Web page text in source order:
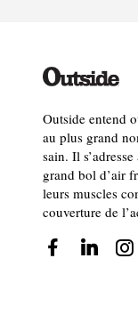
Outside entend
au plus grand
sain. Il
grand bol d’air
leurs muscles
couverture de